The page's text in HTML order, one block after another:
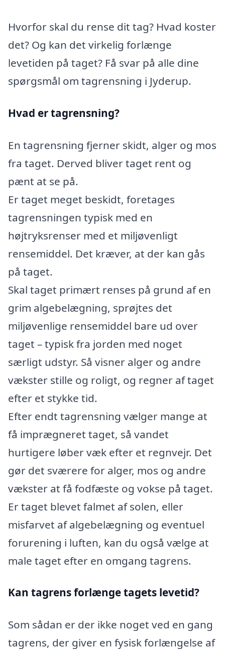
Hvorfor skal du rense dit tag? Hvad koster
det? Og kan det virkelig forlænge
levetiden på taget? Få svar på alle dine
spørgsmål om tagrensning i Jyderup.
Hvad er tagrensning?
En tagrensning fjerner skidt, alger og mos
fra taget. Derved bliver taget rent og
pænt at se på.
Er taget meget beskidt, foretages
tagrensningen typisk med en
højtryksrenser med et miljøvenligt
rensemiddel. Det kræver, at der kan gås
på taget.
Skal taget primært renses på grund af en
grim algebelægning, sprøjtes det
miljøvenlige rensemiddel bare ud over
taget – typisk fra jorden med noget
særligt udstyr. Så visner alger og andre
vækster stille og roligt, og regner af taget
efter et stykke tid.
Efter endt tagrensning vælger mange at
få imprægneret taget, så vandet
hurtigere løber væk efter et regnvejr. Det
gør det sværere for alger, mos og andre
vækster at få fodfæste og vokse på taget.
Er taget blevet falmet af solen, eller
misfarvet af algebelægning og eventuel
forurening i luften, kan du også vælge at
male taget efter en omgang tagrens.
Kan tagrens forlænge tagets levetid?
Som sådan er der ikke noget ved en gang
tagrens, der giver en fysisk forlængelse af